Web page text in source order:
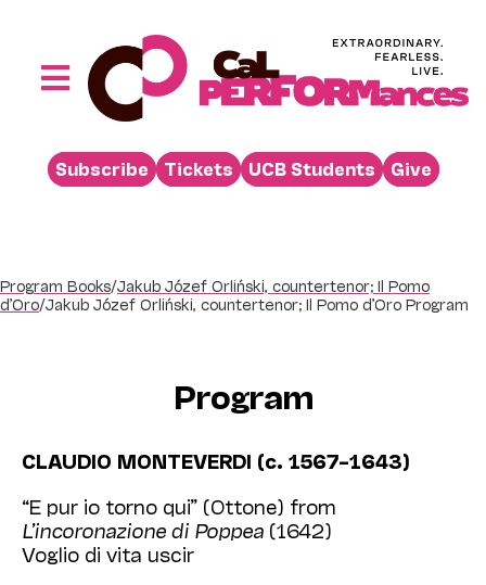
Toggle
Performances
Buy
Learn
Beyond the Stage
Subscribe Tickets UCB Students Give
Program Books/Jakub Józef Orliński, countertenor; Il Pomo
d’Oro/Jakub Józef Orliński, countertenor; Il Pomo d’Oro Program
Program
CLAUDIO MONTEVERDI (c. 1567–1643)
“E pur io torno qui” (Ottone) from
L’incoronazione di Poppea (1642)
Voglio di vita uscir